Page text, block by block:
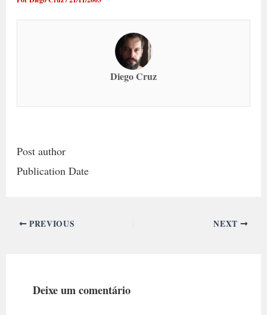
Diego Cruz
Post author
Publication Date
PREVIOUS NEXT
Deixe um comentário